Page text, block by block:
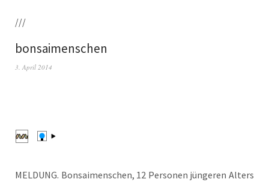
///
bonsaimenschen
3. April 2014
MELDUNG. Bon­sai­men­schen, 12 Per­so­nen jün­ge­ren Alters